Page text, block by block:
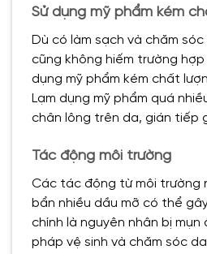
Sử dụng mỹ phẩm kém
Dù có làm sạch và chăm
cũng không hiếm trường
dụng mỹ phẩm kém chất
Lạm dụng mỹ phẩm quá
chân lông trên da, gián tiếp
Tác động môi trường
Các tác động từ môi trường
bẩn nhiều dầu mỡ có thể
chính là nguyên nhân bị
pháp vệ sinh và chăm sóc